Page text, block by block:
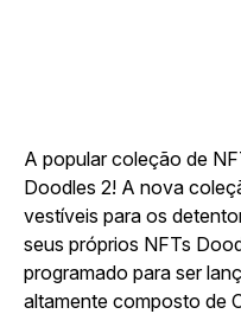
A popular coleção de
Doodles 2! A nova
vestíveis para os
seus próprios NFTs
programado para ser
altamente composto de